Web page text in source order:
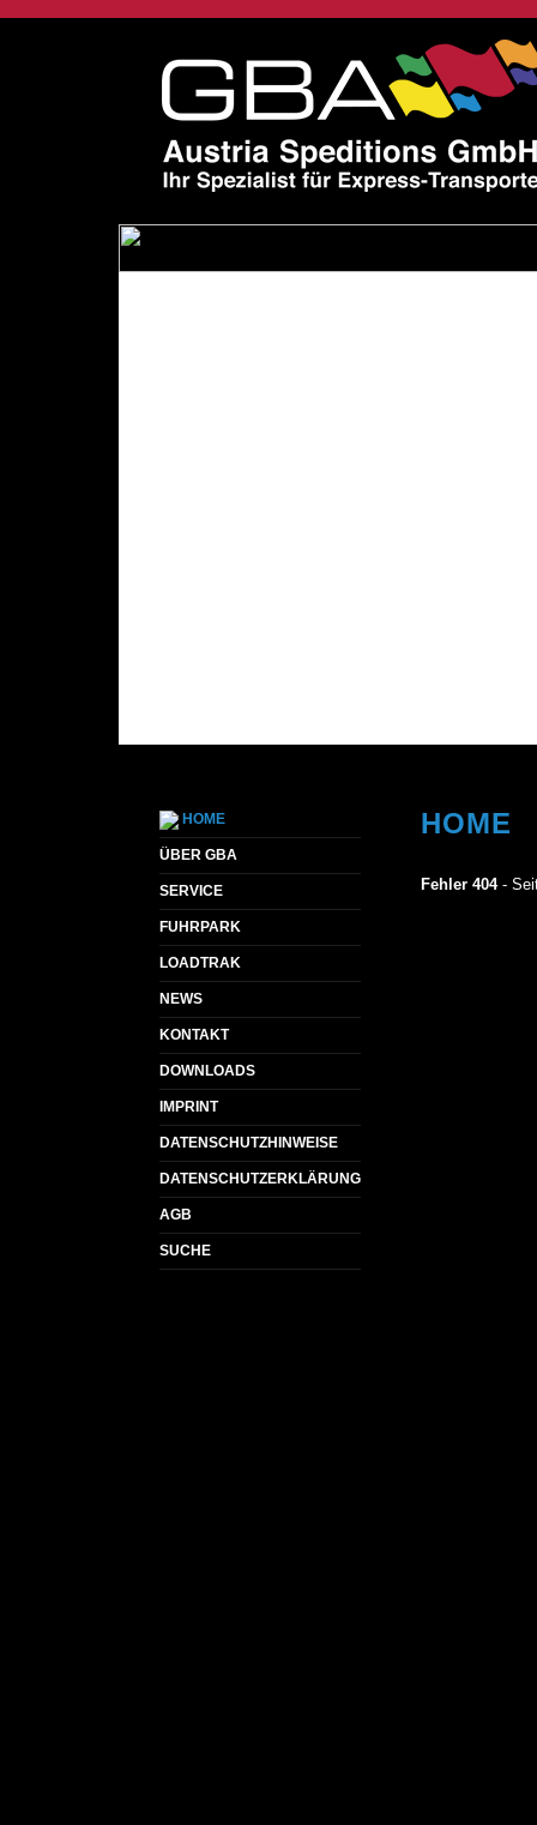
HOME
ÜBER GBA
SERVICE
FUHRPARK
LOADTRAK
NEWS
KONTAKT
DOWNLOADS
IMPRINT
DATENSCHUTZHINWEISE
DATENSCHUTZERKLÄRUNG
AGB
SUCHE
HOME
Fehler 404-